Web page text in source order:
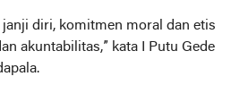
janji diri, komitmen moral dan etis
akuntabilitas,” kata I Putu Gede